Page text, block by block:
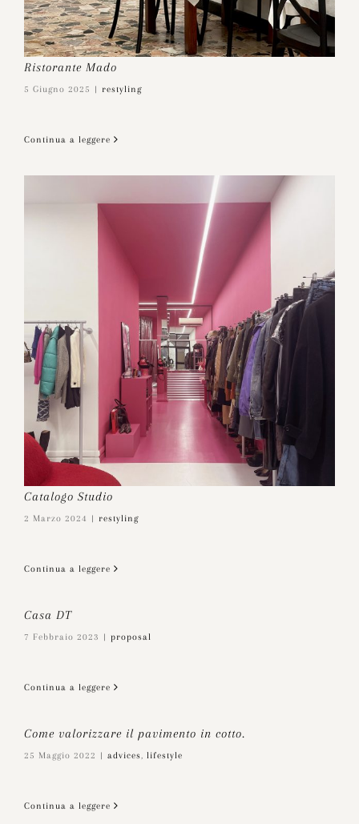
Ristorante Mado
5 Giugno 2025 | restyling
Continua a leggere
Catalogo Studio
2 Marzo 2024 | restyling
Continua a leggere
Casa DT
7 Febbraio 2023 | proposal
Continua a leggere
Come valorizzare il pavimento in cotto.
25 Maggio 2022 | advices, lifestyle
Continua a leggere